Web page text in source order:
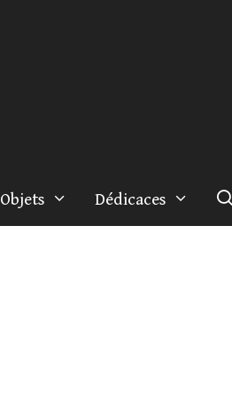
Objets Dédicaces